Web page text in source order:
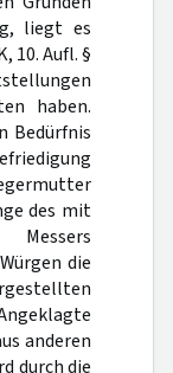
liegt es
10. Aufl. §
haben.
Bedürfnis
des mit
die
anderen
durch die